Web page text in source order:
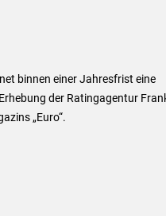
binnen einer Jahresfrist eine
der Ratingagentur
„Euro“.